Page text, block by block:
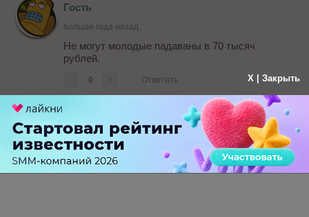
Гость
больше года назад
Не могут молодые падаваны в 70 тысяч
рублей.
0 Ответить
Гость
больше года назад
13 апреля за 134 часа
X | Закрыть